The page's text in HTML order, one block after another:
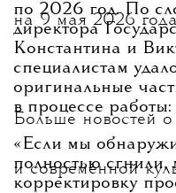
на 9 мая 2026
Больше новостей о
и современной
по 2026 год. По
директора
Константина и
специалистам
оригинальные
в процессе работы:
«Если мы
полностью сгнили,
корректировку